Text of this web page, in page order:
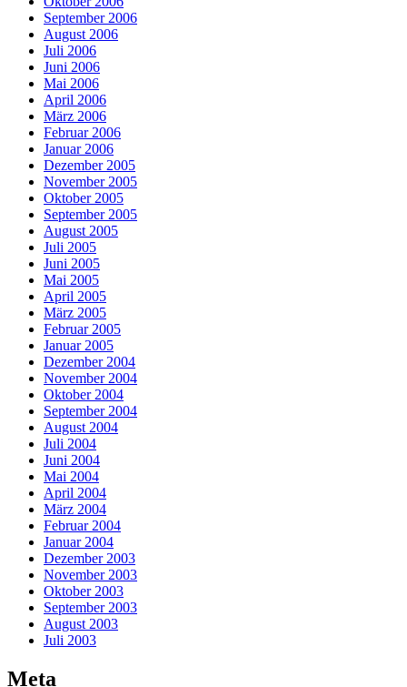
September 2006
August 2006
Juli 2006
Juni 2006
Mai 2006
April 2006
März 2006
Februar 2006
Januar 2006
Dezember 2005
November 2005
Oktober 2005
September 2005
August 2005
Juli 2005
Juni 2005
Mai 2005
April 2005
März 2005
Februar 2005
Januar 2005
Dezember 2004
November 2004
Oktober 2004
September 2004
August 2004
Juli 2004
Juni 2004
Mai 2004
April 2004
März 2004
Februar 2004
Januar 2004
Dezember 2003
November 2003
Oktober 2003
September 2003
August 2003
Juli 2003
Meta